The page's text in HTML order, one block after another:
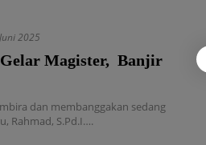
2025
Magister, Banjir
dan membanggakan sedang
Rahmad, S.Pd.I….